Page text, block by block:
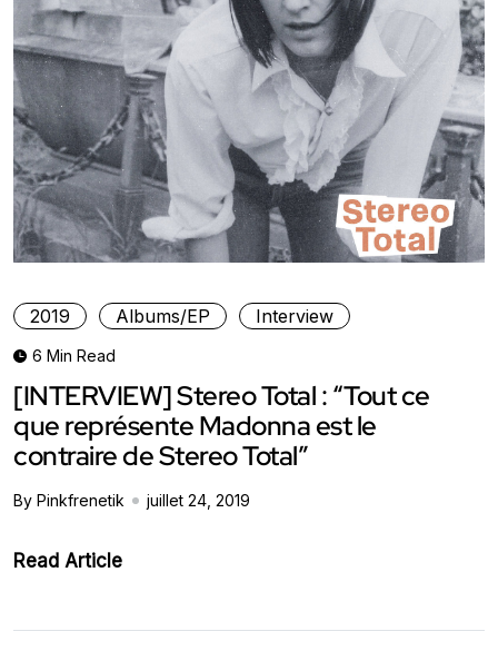
2019 Albums/EP Interview
6 Min Read
[INTERVIEW] Stereo Total : “Tout ce
que représente Madonna est le
contraire de Stereo Total”
By Pinkfrenetik juillet 24, 2019
Read Article